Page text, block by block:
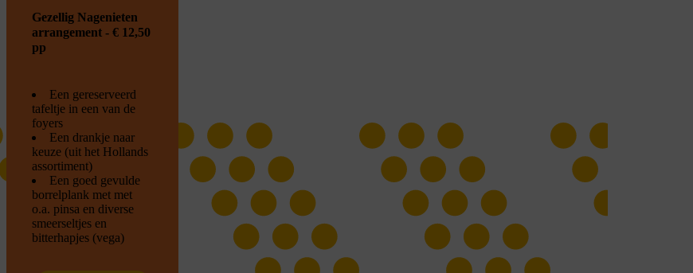
Gezellig Nagenieten
arrangement - € 12,50
pp
Een gereserveerd
tafeltje in een van de
foyers
Een drankje naar
keuze (uit het Hollands
assortiment)
Een goed gevulde
borrelplank met met
o.a. pinsa en diverse
smeerseltjes en
bitterhapjes (vega)